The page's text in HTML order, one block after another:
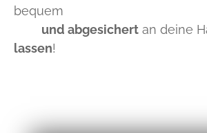
bequem
und abgesichert an deine
lassen!